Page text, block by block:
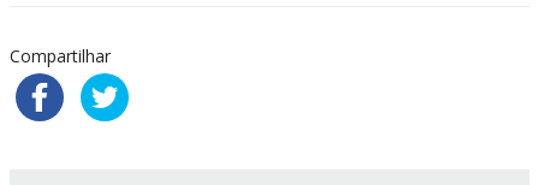
Compartilhar